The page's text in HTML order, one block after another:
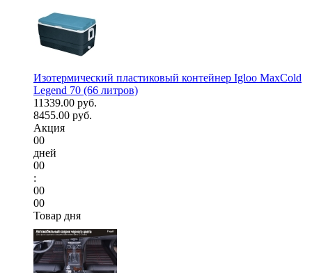
Изотермический пластиковый контейнер Igloo MaxCold
Legend 70 (66 литров)
11339.00 руб.
8455.00 руб.
Акция
00
дней
00
:
00
00
Товар дня